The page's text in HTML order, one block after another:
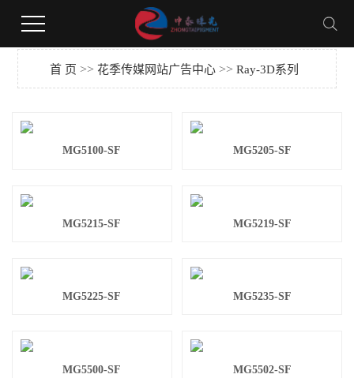
花季下载,花季传媒网站广告,花季视频黄版,花季传媒安装网站
首 页 >> 花季传媒网站广告中心 >>Ray-3D系列
MG5100-SF MG5205-SF
MG5215-SF MG5219-SF
MG5225-SF MG5235-SF
MG5500-SF MG5502-SF